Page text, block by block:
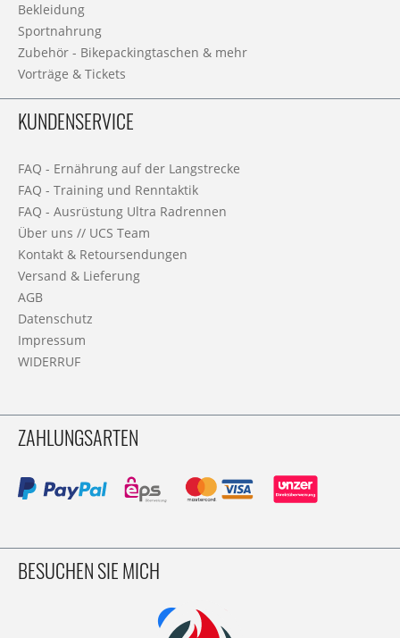
Bekleidung
Sportnahrung
Zubehör - Bikepackingtaschen & mehr
Vorträge & Tickets
KUNDENSERVICE
FAQ - Ernährung auf der Langstrecke
FAQ - Training und Renntaktik
FAQ - Ausrüstung Ultra Radrennen
Über uns // UCS Team
Kontakt & Retoursendungen
Versand & Lieferung
AGB
Datenschutz
Impressum
WIDERRUF
ZAHLUNGSARTEN
BESUCHEN SIE MICH